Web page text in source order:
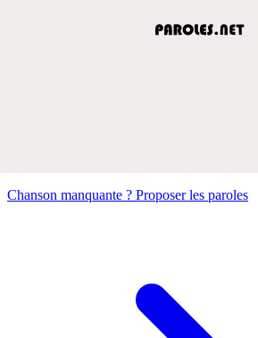
Chanson manquante ? Proposer les paroles